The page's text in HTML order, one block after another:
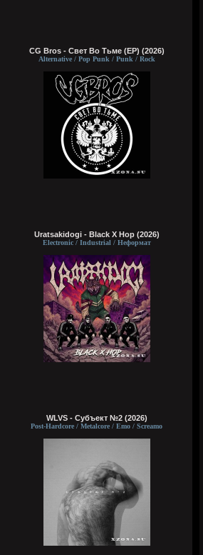
CG Bros - Свет Во Тьме (EP) (2026)
Alternative / Pop Punk / Punk / Rock
Uratsakidogi - Black X Hop (2026)
Electronic / Industrial / Неформат
WLVS - Субъект №2 (2026)
Post-Hardcore / Metalcore / Emo / Screamo